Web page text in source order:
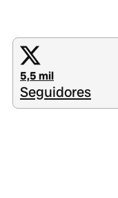
5,5 mil
Seguidores